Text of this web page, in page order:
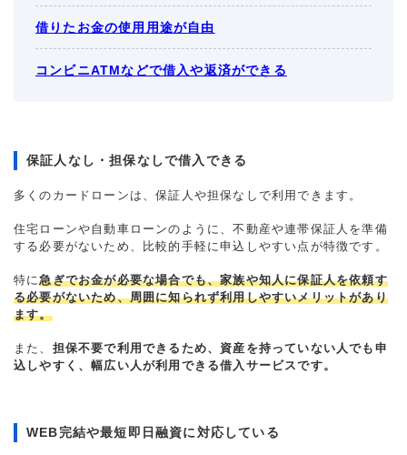
借りたお金の使用用途が自由
コンビニATMなどで借入や返済ができる
保証人なし・担保なしで借入できる
多くのカードローンは、保証人や担保なしで利用できます。
住宅ローンや自動車ローンのように、不動産や連帯保証人を準備
する必要がないため、比較的手軽に申込しやすい点が特徴です。
特に急ぎでお金が必要な場合でも、家族や知人に保証人を依頼す
る必要がないため、周囲に知られず利用しやすいメリットがあり
ます。
また、 担保不要で利用できるため、資産を持っていない人でも申
込しやすく、幅広い人が利用できる借入サービスです。
WEB完結や最短即日融資に対応している